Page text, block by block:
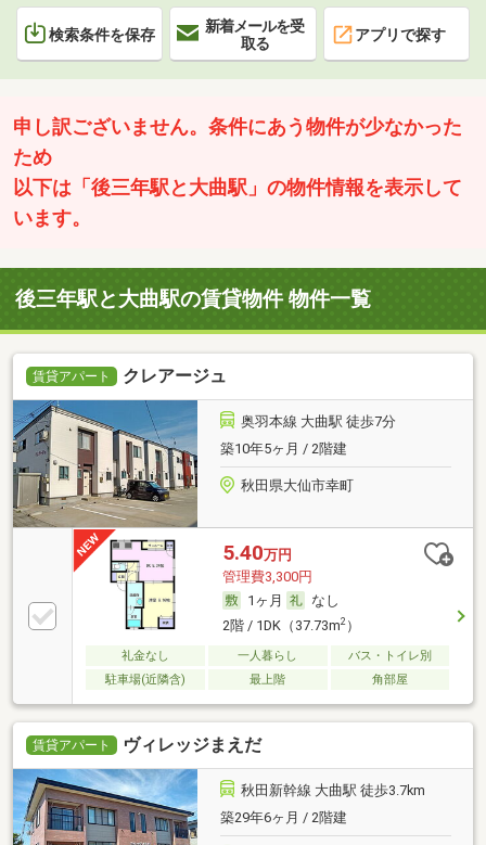
検索条件を保存
新着メールを受
取る
アプリで探す
申し訳ございません。条件にあう物件が少なかった
ため
以下は「後三年駅と大曲駅」の物件情報を表示して
います。
後三年駅と大曲駅の賃貸物件 物件一覧
賃貸アパート クレアージュ
奥羽本線 大曲駅 徒歩7分
築10年5ヶ月 / 2階建
秋田県大仙市幸町
5.40万円
管理費3,300円
1ヶ月
なし
2階 / 1DK（37.73m2）
礼金なし 一人暮らし
バス・トイレ別
駐車場(近隣含)
最上階 角部屋
賃貸アパート ヴィレッジまえだ
秋田新幹線 大曲駅 徒歩3.7km
築29年6ヶ月 / 2階建